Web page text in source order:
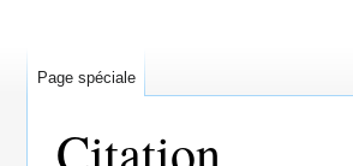
Page spéciale